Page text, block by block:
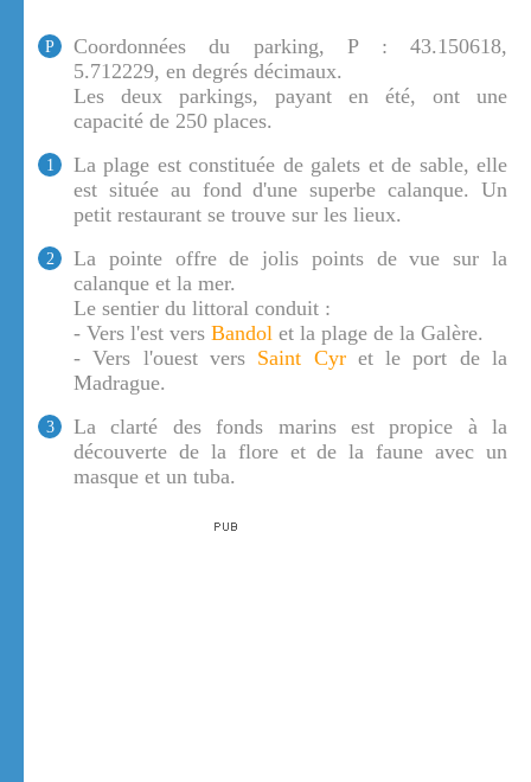
P
Coordonnées du parking, P : 43.150618,
5.712229, en degrés décimaux.
Les deux parkings, payant en été, ont une
capacité de 250 places.
1
La plage est constituée de galets et de sable, elle
est située au fond d'une superbe calanque. Un
petit restaurant se trouve sur les lieux.
2
La pointe offre de jolis points de vue sur la
calanque et la mer.
Le sentier du littoral conduit :
- Vers l'est vers Bandol et la plage de la Galère.
- Vers l'ouest vers Saint Cyret le port de la
Madrague.
3
La clarté des fonds marins est propice à la
découverte de la flore et de la faune avec un
masque et un tuba.